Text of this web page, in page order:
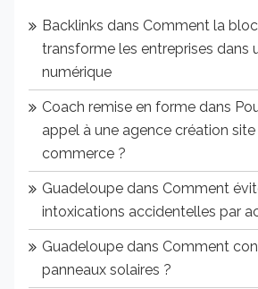
Backlinks dans Comment la
transforme les entreprises dans
numérique
Coach remise en forme dans
appel à une agence création
commerce ?
Guadeloupe dans Comment
intoxications accidentelles par
Guadeloupe dans Comment
panneaux solaires ?